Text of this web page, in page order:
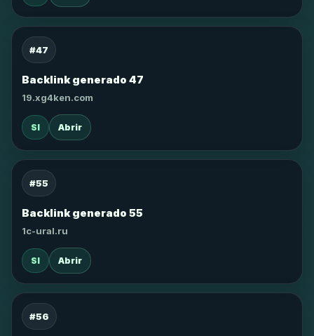
#47
Backlink generado 47
19.xg4ken.com
SI Abrir
#55
Backlink generado 55
1c-ural.ru
SI Abrir
#56